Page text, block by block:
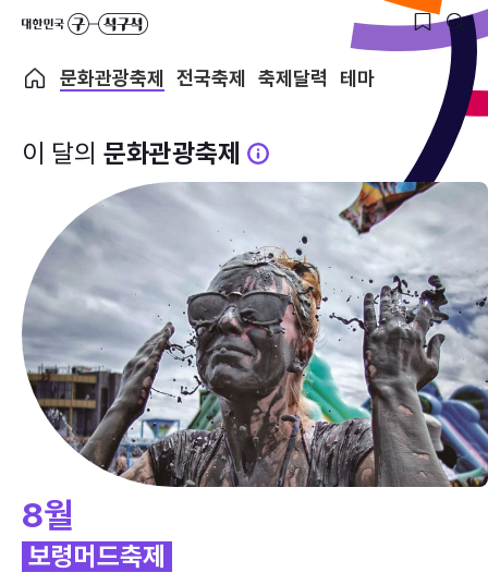
문화관광축제 전국축제 축제달력 테마
이 달의 문화관광축제
8월
보령머드축제